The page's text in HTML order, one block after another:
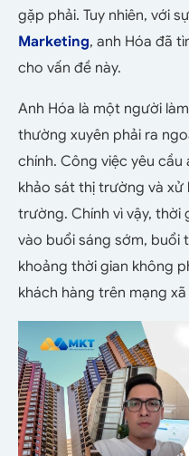
gặp phải. Tuy nhiên, với
Marketing, anh Hóa đã
cho vấn đề này.
Anh Hóa là một người
thường xuyên phải ra
chính. Công việc yêu
khảo sát thị trường và xử
trường. Chính vì vậy, thời
vào buổi sáng sớm, buổi
khoảng thời gian không
khách hàng trên mạng xã